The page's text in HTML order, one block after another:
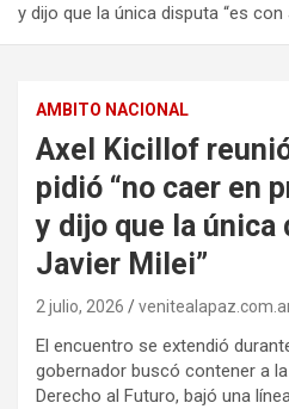
y dijo que la única disputa “es con
AMBITO NACIONAL
Axel Kicillof
pidió “no caer en
y dijo que la única
Javier Milei”
2 julio, 2026
El encuentro se extendió
gobernador buscó contener a
Derecho al Futuro, bajó una